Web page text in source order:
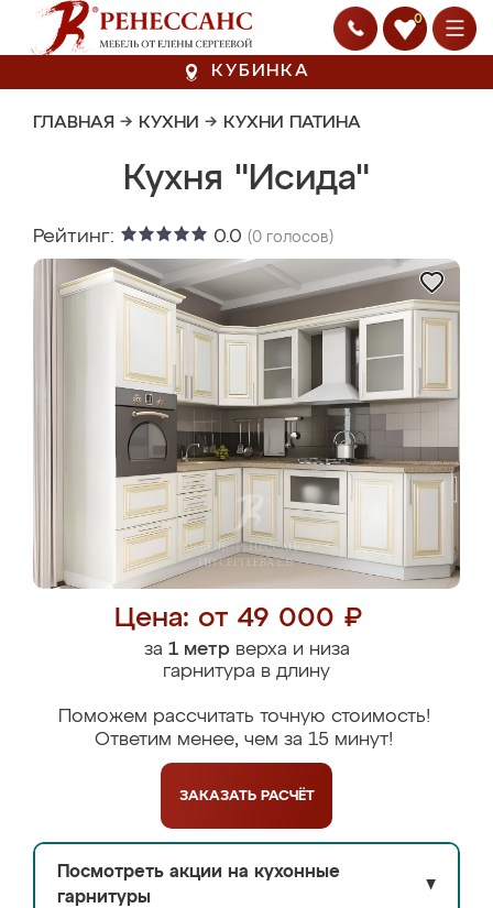
0
КУБИНКА
ГЛАВНАЯ → КУХНИ → КУХНИ ПАТИНА
Кухня "Исида"
Рейтинг: 0.0 (0 голосов)
Цена: от 49 000 ₽
за 1 метрверха и низа
гарнитура в длину
Поможем рассчитать точную стоимость!
Ответим менее, чем за 15 минут!
ЗАКАЗАТЬ РАСЧЁТ
Посмотреть акции на кухонные
гарнитуры
▼